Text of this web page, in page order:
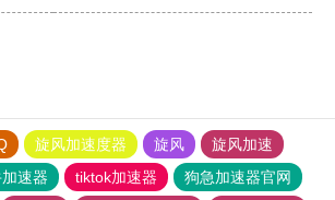
旋风加速度器 旋风
旋风加速
速器 tiktok加速器
狗急加速器官网